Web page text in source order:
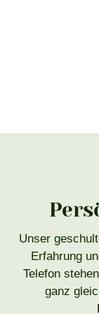
Unser
Erfahrung
Telefon
ganz